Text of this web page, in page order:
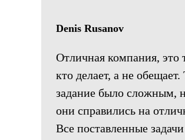
Denis Rusanov
Отличная компания, это
кто делает, а не обещает.
задание было сложным,
они справились на
Все поставленные задачи